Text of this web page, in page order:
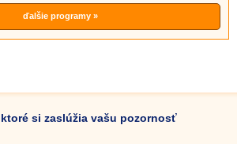
ďalšie programy »
ktoré si zaslúžia vašu pozornosť